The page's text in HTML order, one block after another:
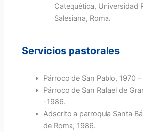
Catequética, Universidad
Salesiana, Roma.
Servicios pastorales
Párroco de San Pablo, 1970 –
Párroco de San Rafael de
-1986.
Adscrito a parroquia Santa
de Roma, 1986.